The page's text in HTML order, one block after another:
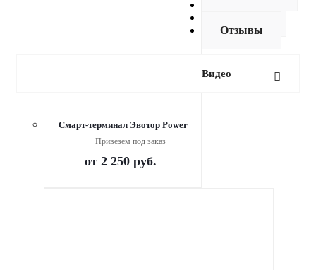
Смарт-терминал Эвотор Power
Привезем под заказ
от 2 250 руб.
Отзывы
Видео